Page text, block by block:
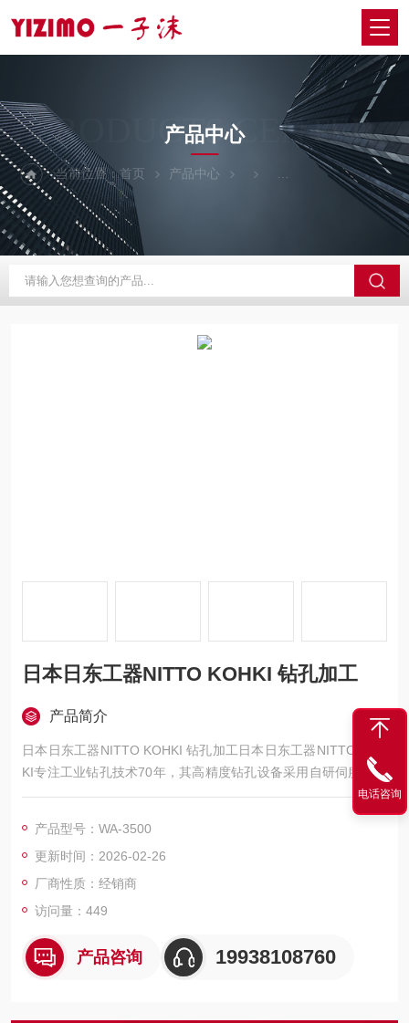
PRODUCTS CENTER
产品中心
当前位置：首页 产品中心 NITTOKOHKI日东工器
日本日东工器NITTO KOHKI 钻孔加工
产品简介
日本日东工器NITTO KOHKI 钻孔加工日本日东工器NITTO KOH
KI专注工业钻孔技术70年，其高精度钻孔设备采用自研伺服控制
系统，实现±0.01mm加工精度。主力机型配备智能冷却系统和振
动补偿功能，适用于航空航天、汽车制造等领域的硬质合金加
工。快换刀头设计显著提升产线效率，全球超过50家500强企业
采用其解决方案。
产品型号：WA-3500
更新时间：2026-02-26
厂商性质：经销商
访问量：449
产品咨询 19938108760
电话咨询